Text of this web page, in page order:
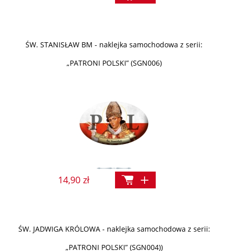
ŚW. STANISŁAW BM - naklejka samochodowa z serii:
„PATRONI POLSKI” (SGN006)
14,90 zł
ŚW. JADWIGA KRÓLOWA - naklejka samochodowa z serii:
„PATRONI POLSKI” (SGN004))